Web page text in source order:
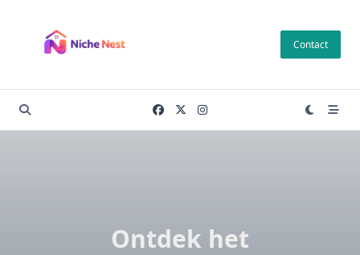
content
Contact
Ontdek het